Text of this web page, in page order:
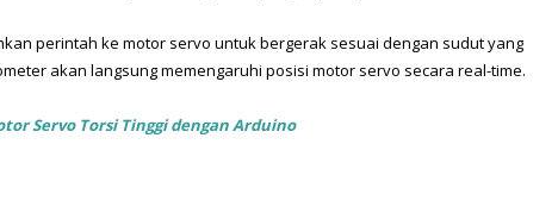
perintah ke motor servo untuk bergerak sesuai dengan sudut yang
akan langsung memengaruhi posisi motor servo secara real-time.
Servo Torsi Tinggi dengan Arduino